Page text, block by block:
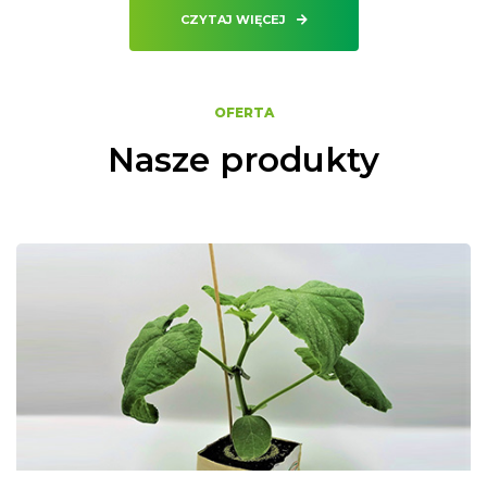
CZYTAJ WIĘCEJ
OFERTA
Nasze produkty